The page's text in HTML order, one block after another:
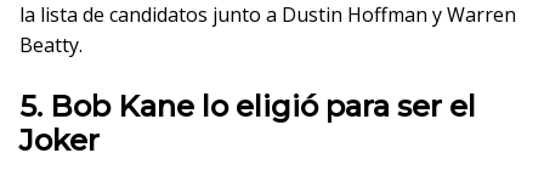
la lista de candidatos junto a Dustin Hoffman y Warren
Beatty.
5. Bob Kane lo eligió para ser el
Joker